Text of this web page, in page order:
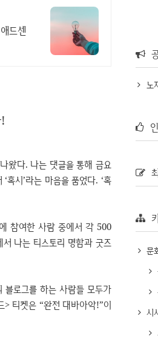
드센
왔다. 나는 댓글을 통해 금요
시’라는 마음을 품었다. ‘혹
참여한 사람 중에서 각 500
나는 티스토리 명함과 굿즈
블로그를 하는 사람들 모두가
> 티켓은 “완전 대바아악!”이
노
문
시